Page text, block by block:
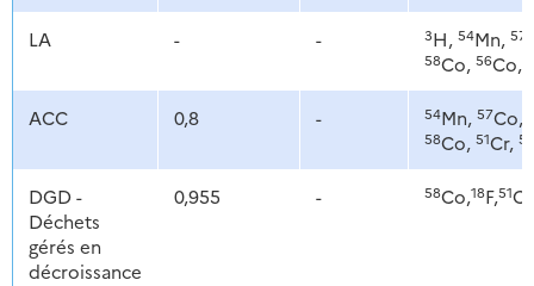
LA - - 3H, 54Mn, 57
58Co, 56Co,
ACC 0,8 - 54Mn, 57Co,
58Co, 51Cr, 56
DGD -
Déchets
gérés en
décroissance
0,955 - 58Co,18F,51